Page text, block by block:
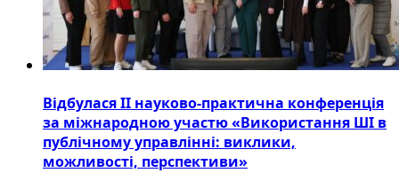
Відбулася ІІ науково-практична конференція
за міжнародною участю «Використання ШІ в
публічному управлінні: виклики,
можливості, перспективи»